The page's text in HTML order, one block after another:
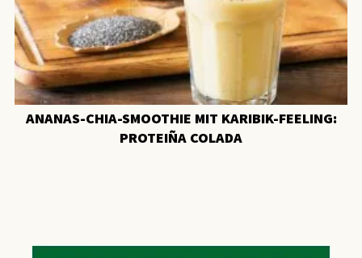
ANANAS-CHIA-SMOOTHIE MIT KARIBIK-FEELING:
PROTEIÑA COLADA